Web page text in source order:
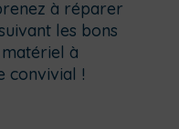
à réparer
les bons
matériel à
convivial !